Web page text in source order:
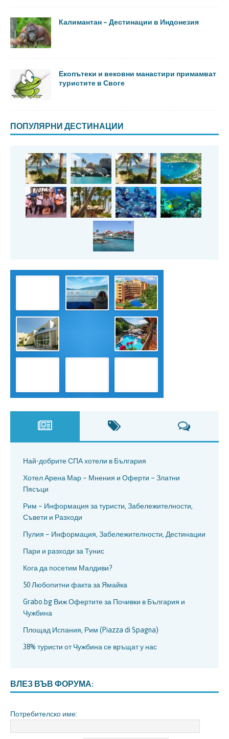
Калимантан – Дестинации в Индонезия
Екопътеки и вековни манастири примамват
туристите в Своге
ПОПУЛЯРНИ ДЕСТИНАЦИИ
Най-добрите СПА хотели в България
Хотел Арена Мар – Мнения и Оферти – Златни
Пясъци
Рим – Информация за туристи, Забележителности,
Съвети и Разходи
Пулия – Информация, Забележителности, Дестинации
Пари и разходи за Тунис
Кога да посетим Малдиви?
50 Любопитни факта за Ямайка
Grabo.bg Виж Офертите за Почивки в България и
Чужбина
Площад Испания, Рим (Piazza di Spagna)
38% туристи от Чужбина се връщат у нас
ВЛЕЗ ВЪВ ФОРУМА:
Потребителско име: